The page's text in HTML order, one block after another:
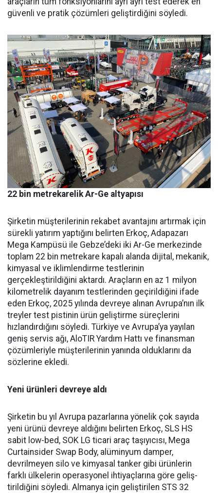
güvenli ve pratik çözümleri geliştirdiğini söyledi.
22 bin metrekarelik Ar-Ge altyapısı
Şirketin müşterilerinin reka­bet avantajını artırmak için
sü­rekli yatırım yaptığını belirten Erkoç, Adapazarı
Mega Kampü­sü ile Gebze’deki iki Ar-Ge mer­kezinde
toplam 22 bin metreka­re kapalı alanda dijital, mekanik,
kimyasal ve iklimlendirme test­lerinin
gerçekleştirildiğini ak­tardı. Araçların en az 1 milyon
kilometrelik dayanım testlerin­den geçirildiğini ifade
eden Er­koç, 2025 yılında devreye alınan Avrupa’nın ilk
treyler test pisti­nin ürün geliştirme süreçlerini
hızlandırdığını söyledi. Türkiye ve Avrupa’ya yayılan
geniş ser­vis ağı, AloTIR Yardım Hattı ve finansman
çözümleriyle müşte­rilerinin yanında olduklarını da
sözlerine ekledi.
Yeni ürünleri devreye aldı
Şirketin bu yıl Avrupa pazar­larına yönelik çok sayıda
yeni ürünü devreye aldığını belirten Erkoç, SLS HS
sabit low-bed, SOK LG ticari araç taşıyıcısı, Mega
Curtainsider Swap Body, alüminyum damper,
devrilme­yen silo ve kimyasal tanker gibi ürünlerin
farklı ülkelerin ope­rasyonel ihtiyaçlarına göre geliş­
tirildiğini söyledi. Almanya için geliştirilen STS 32